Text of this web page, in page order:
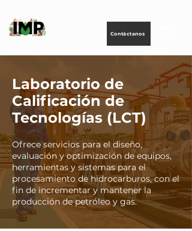
Contáctanos
Laboratorio de
Calificación de
Tecnologías (LCT)
Ofrece servicios para el diseño,
evaluación y optimización de equipos,
herramientas y sistemas para el
procesamiento de hidrocarburos, con el
fin de incrementar y mantener la
producción de petróleo y gas.